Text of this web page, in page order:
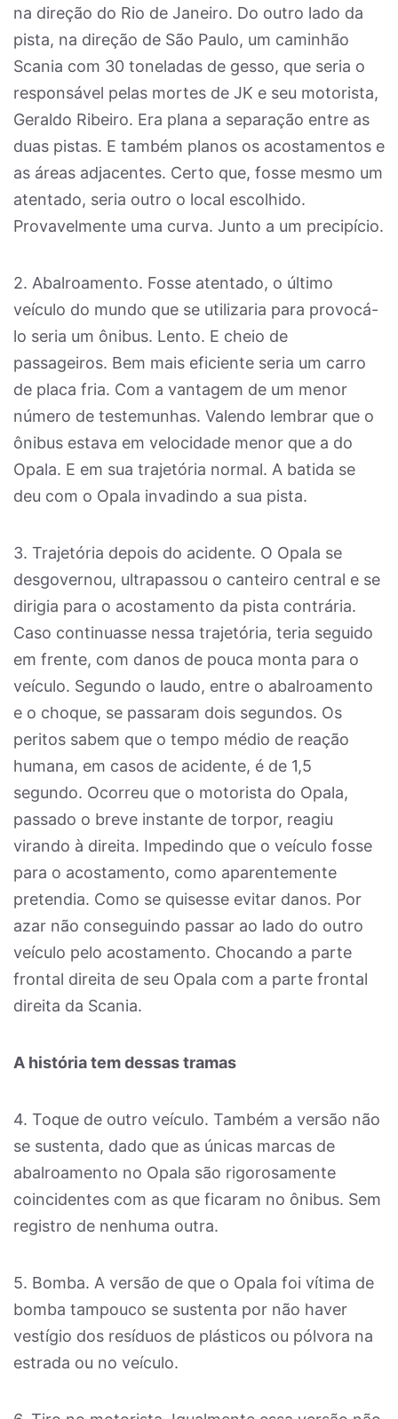
na direção do Rio de Janeiro. Do outro lado da
pista, na direção de São Paulo, um caminhão
Scania com 30 toneladas de gesso, que seria o
responsável pelas mortes de JK e seu motorista,
Geraldo Ribeiro. Era plana a separação entre as
duas pistas. E também planos os acostamentos e
as áreas adjacentes. Certo que, fosse mesmo um
atentado, seria outro o local escolhido.
Provavelmente uma curva. Junto a um precipício.
2. Abalroamento. Fosse atentado, o último
veículo do mundo que se utilizaria para provocá-
lo seria um ônibus. Lento. E cheio de
passageiros. Bem mais eficiente seria um carro
de placa fria. Com a vantagem de um menor
número de testemunhas. Valendo lembrar que o
ônibus estava em velocidade menor que a do
Opala. E em sua trajetória normal. A batida se
deu com o Opala invadindo a sua pista.
3. Trajetória depois do acidente. O Opala se
desgovernou, ultrapassou o canteiro central e se
dirigia para o acostamento da pista contrária.
Caso continuasse nessa trajetória, teria seguido
em frente, com danos de pouca monta para o
veículo. Segundo o laudo, entre o abalroamento
e o choque, se passaram dois segundos. Os
peritos sabem que o tempo médio de reação
humana, em casos de acidente, é de 1,5
segundo. Ocorreu que o motorista do Opala,
passado o breve instante de torpor, reagiu
virando à direita. Impedindo que o veículo fosse
para o acostamento, como aparentemente
pretendia. Como se quisesse evitar danos. Por
azar não conseguindo passar ao lado do outro
veículo pelo acostamento. Chocando a parte
frontal direita de seu Opala com a parte frontal
direita da Scania.
A história tem dessas tramas
4. Toque de outro veículo. Também a versão não
se sustenta, dado que as únicas marcas de
abalroamento no Opala são rigorosamente
coincidentes com as que ficaram no ônibus. Sem
registro de nenhuma outra.
5. Bomba. A versão de que o Opala foi vítima de
bomba tampouco se sustenta por não haver
vestígio dos resíduos de plásticos ou pólvora na
estrada ou no veículo.